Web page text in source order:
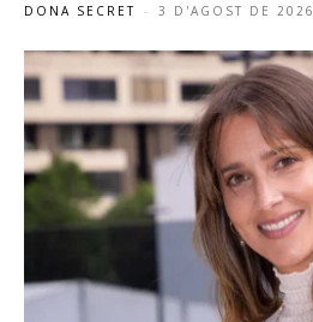
DONA SECRET - 3 D'AGOST DE 2026